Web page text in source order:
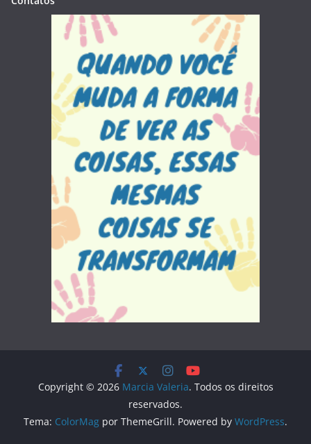
Copyright © 2026 Marcia Valeria. Todos os direitos
reservados.
Tema: ColorMag por ThemeGrill. Powered by WordPress.